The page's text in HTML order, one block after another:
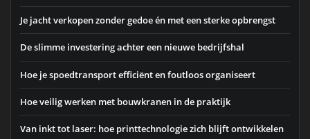
Je jacht verkopen zonder gedoe én met een sterke opbrengst
De slimme investering achter een nieuwe bedrijfshal
Hoe je spoedtransport efficiënt en foutloos organiseert
Hoe veilig werken met bouwkranen in de praktijk
Van inkt tot laser: hoe printtechnologie zich blijft ontwikkelen